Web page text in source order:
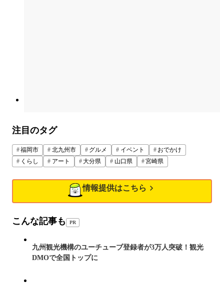
注目のタグ
福岡市 北九州市 グルメ イベント
おでかけ
くらし
アート 大分県 山口県 宮崎県
情報提供はこちら
こんな記事も PR
九州観光機構のユーチューブ登録者が3万人突破！観光
DMOで全国トップに